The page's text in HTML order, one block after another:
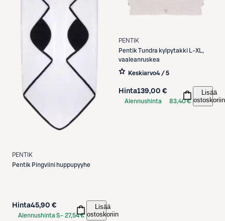
PENTIK
Pentik Pingviini huppupyyhe
Hinta45,90 €
Alennushinta S- 27,54 €
Lisää
ostoskoriin
PENTIK
Pentik Tundra kylpytakki L-XL,
vaaleanruskea
Keskiarvo4 / 5
Hinta139,00 €
Alennushinta
83,40 €
Lisää
ostoskoriin